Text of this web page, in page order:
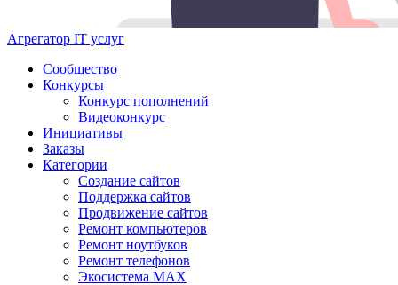
Агрегатор IT услуг
Сообщество
Конкурсы
Конкурс пополнений
Видеоконкурс
Инициативы
Заказы
Категории
Создание сайтов
Поддержка сайтов
Продвижение сайтов
Ремонт компьютеров
Ремонт ноутбуков
Ремонт телефонов
Экосистема MAX